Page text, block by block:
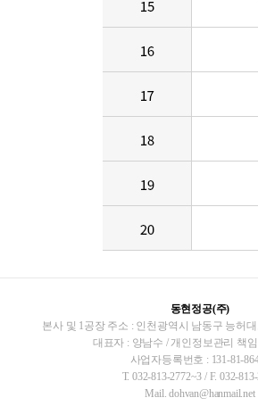
동현정공(주)
본사 및 1공장 주소 : 인천광역시 남동구 능허
대표자 : 양남수 / 개인정보관리 책
사업자등록번호 : 131-81-
T. 032-813-2772~3 / F. 032-
Mail. dohvan@hanmail.net